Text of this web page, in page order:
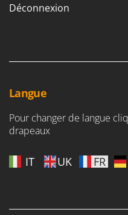
Déconnexion
Langue
Pour changer de langue
drapeaux
IT UK FR